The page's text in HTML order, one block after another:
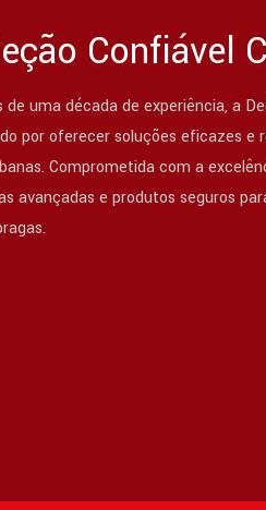
Confiável
de uma década de experiência, a
por oferecer soluções eficazes e
Comprometida com a
avançadas e produtos seguros